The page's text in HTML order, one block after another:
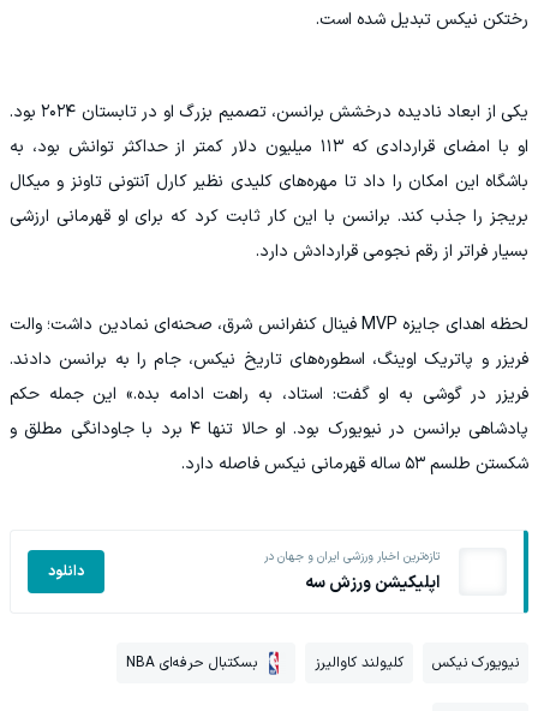
رختکن نیکس تبدیل شده است.
یکی از ابعاد نادیده درخشش برانسن، تصمیم بزرگ او در تابستان ۲۰۲۴ بود.
او با امضای قراردادی که ۱۱۳ میلیون دلار کمتر از حداکثر توانش بود، به
باشگاه این امکان را داد تا مهره‌های کلیدی نظیر کارل آنتونی تاونز و میکال
بریجز را جذب کند. برانسن با این کار ثابت کرد که برای او قهرمانی ارزشی
بسیار فراتر از رقم نجومی قراردادش دارد.
لحظه اهدای جایزه MVP فینال کنفرانس شرق، صحنه‌ای نمادین داشت؛ والت
فریزر و پاتریک اوینگ، اسطوره‌های تاریخ نیکس، جام را به برانسن دادند.
فریزر در گوشی به او گفت: استاد، به راهت ادامه بده.» این جمله حکم
پادشاهی برانسن در نیویورک بود. او حالا تنها ۴ برد با جاودانگی مطلق و
شکستن طلسم ۵۳ ساله قهرمانی نیکس فاصله دارد.
تازه‌ترین اخبار ورزشی ایران و جهان در
اپلیکیشن ورزش سه دانلود
نیویورک نیکس کلیولند کاوالیرز بسکتبال حرفه‌ای NBA